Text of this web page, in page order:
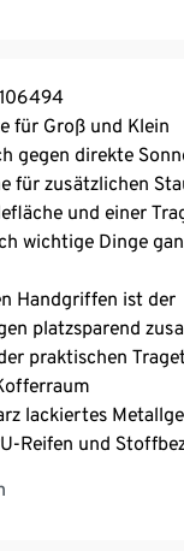
für Groß und Klein
gegen direkte
für zusätzlichen
und einer
wichtige Dinge
Handgriffen ist der
platzsparend
praktischen
lackiertes
Reifen und
Qualität
einen